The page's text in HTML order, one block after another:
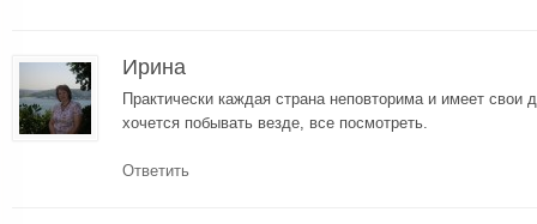
Ирина
Практически каждая страна неповторима и имеет свои
хочется побывать везде, все посмотреть.
Ответить